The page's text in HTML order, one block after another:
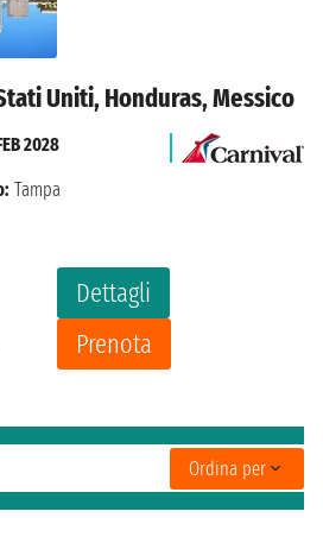
Uniti, Honduras, Messico
Dettagli
Prenota
2028
Tampa
Ordina per